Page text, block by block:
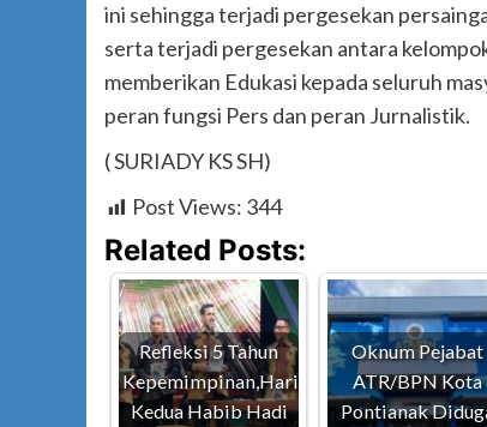
ini sehingga terjadi pergesekan
serta terjadi pergesekan antara
memberikan Edukasi kepada seluruh
peran fungsi Pers dan peran Jurnalistik.
( SURIADY KS SH)
Post Views: 344
Related Posts:
Refleksi 5 Tahun
Kepemimpinan,Hari
Kedua Habib Hadi
Oknum Pejabat
ATR/BPN Kota
Pontianak